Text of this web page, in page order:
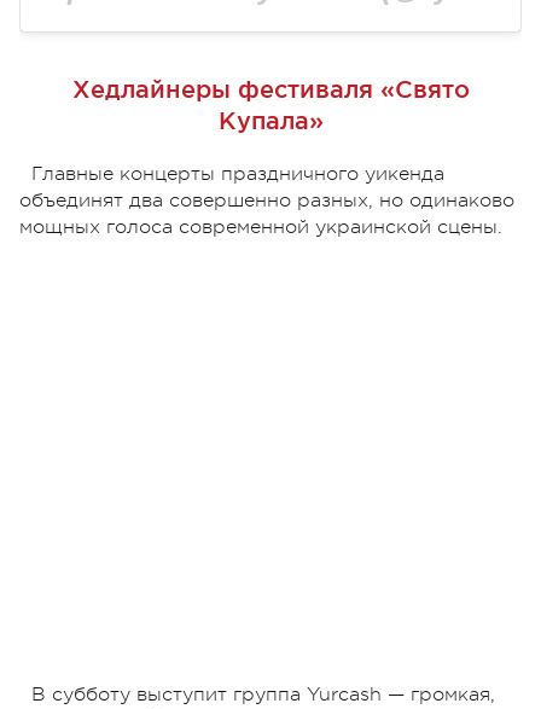
Хедлайнеры фестиваля «Свято
Купала»
Главные концерты праздничного уикенда
объединят два совершенно разных, но одинаково
мощных голоса современной украинской сцены.
В субботу выступит группа Yurcash — громкая,